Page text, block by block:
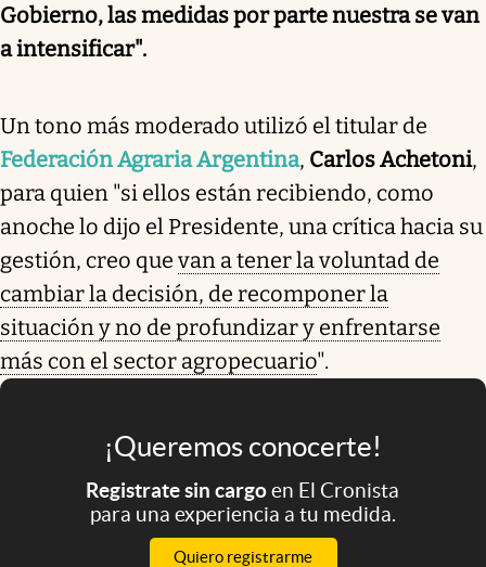
Gobierno, las medidas por parte nuestra se van
a intensificar".
Un tono más moderado utilizó el titular de
Federación Agraria Argentina, Carlos Achetoni,
para quien "si ellos están recibiendo, como
anoche lo dijo el Presidente, una crítica hacia su
gestión, creo que van a tener la voluntad de
cambiar la decisión, de recomponer la
situación y no de profundizar y enfrentarse
más con el sector agropecuario".
¡Queremos conocerte!
Registrate sin cargoen El Cronista
para una experiencia a tu medida.
Quiero registrarme